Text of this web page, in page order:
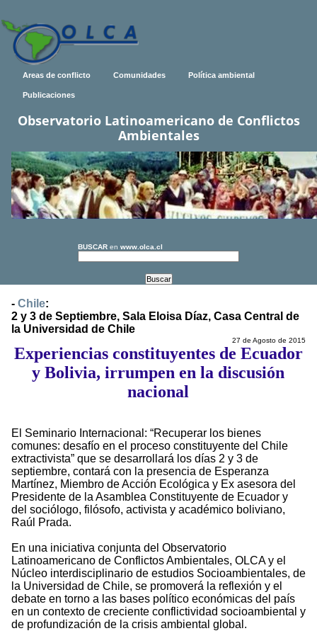
Areas de conflicto Comunidades Política ambiental
Publicaciones
Observatorio Latinoamericano de Conflictos
Ambientales
BUSCAR en www.olca.cl
- Chile:
2 y 3 de Septiembre, Sala Eloisa Díaz, Casa Central de
la Universidad de Chile
27 de Agosto de 2015
Experiencias constituyentes de Ecuador
y Bolivia, irrumpen en la discusión
nacional
El Seminario Internacional: “Recuperar los bienes
comunes: desafío en el proceso constituyente del Chile
extractivista” que se desarrollará los días 2 y 3 de
septiembre, contará con la presencia de Esperanza
Martínez, Miembro de Acción Ecológica y Ex asesora del
Presidente de la Asamblea Constituyente de Ecuador y
del sociólogo, filósofo, activista y académico boliviano,
Raúl Prada.
En una iniciativa conjunta del Observatorio
Latinoamericano de Conflictos Ambientales, OLCA y el
Núcleo interdisciplinario de estudios Socioambientales, de
la Universidad de Chile, se promoverá la reflexión y el
debate en torno a las bases político económicas del país
en un contexto de creciente conflictividad socioambiental y
de profundización de la crisis ambiental global.